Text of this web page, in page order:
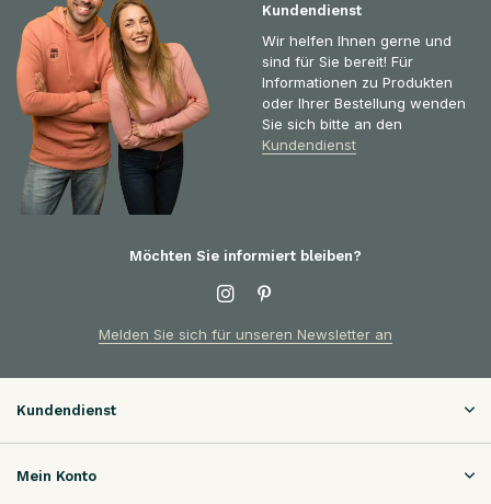
Kundendienst
Wir helfen Ihnen gerne und
sind für Sie bereit! Für
Informationen zu Produkten
oder Ihrer Bestellung wenden
Sie sich bitte an den
Kundendienst
Möchten Sie informiert bleiben?
Melden Sie sich für unseren Newsletter an
Kundendienst
Mein Konto